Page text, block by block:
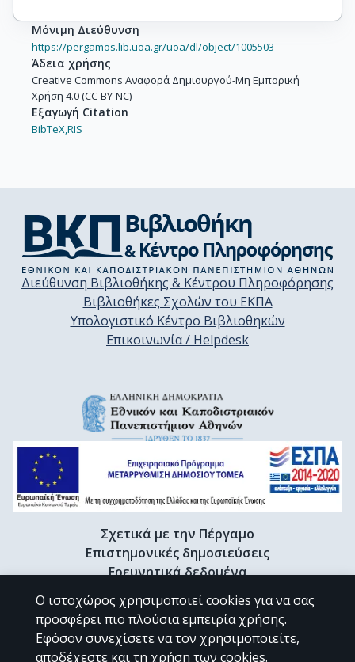
Μόνιμη Διεύθυνση
https://pergamos.lib.uoa.gr/uoa/dl/object/1005503
Άδεια χρήσης
Creative Commons Αναφορά Δημιουργού-Μη Εμπορική
Χρήση 4.0 (CC-BY-NC)
Εξαγωγή Citation
BibTeX,RIS
Διεύθυνση Βιβλιοθήκης & Κέντρου Πληροφόρησης
Βιβλιοθήκες Σχολών του ΕΚΠΑ
Υπολογιστικό Κέντρο Βιβλιοθηκών
Επικοινωνία / Helpdesk
Σχετικά με την Πέργαμο
Επιστημονικές δημοσιεύσεις
Ερευνητικά δεδομένα
Διδακτορικές διατριβές & Γκρίζα βιβλιογραφία
Προφίλ Ερευνητή
Ο ιστοχώρος χρησιμοποιεί cookies για να σας
προσφέρει πιο πλούσια εμπειρία χρήσης.
Εφόσον συνεχίσετε να τον χρησιμοποιείτε,
αποδέχεστε και τη χρήση των cookies.